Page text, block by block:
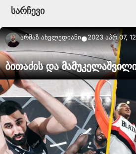
სარჩევი
Არმაზ Ახვლედიანი●2023 აპრ 07,
ბითაძის და